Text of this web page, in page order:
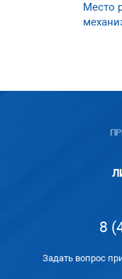
Место
8
Задать вопрос